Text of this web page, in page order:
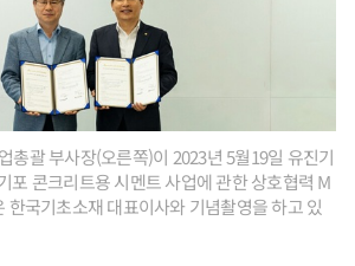
총괄 부사장(오른쪽)이 2023년 5월19일 유진기
포 콘크리트용 시멘트 사업에 관한 상호협력 M
한국기초소재 대표이사와 기념촬영을 하고 있